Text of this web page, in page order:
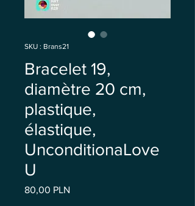
SKU : Brans21
Bracelet 19,
diamètre 20 cm,
plastique,
élastique,
UnconditionaLove
U
80,00 PLN